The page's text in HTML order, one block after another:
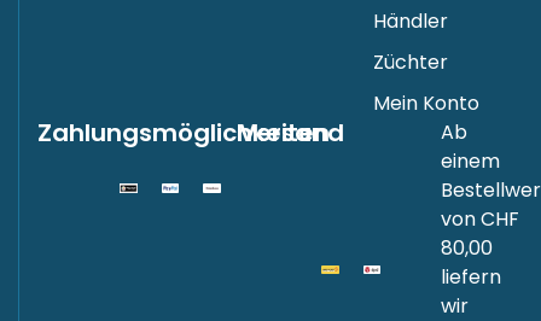
Händler
Züchter
Mein Konto
Zahlungsmöglichkeiten
Versand
Ab
einem
von CHF
80,00
liefern
wir